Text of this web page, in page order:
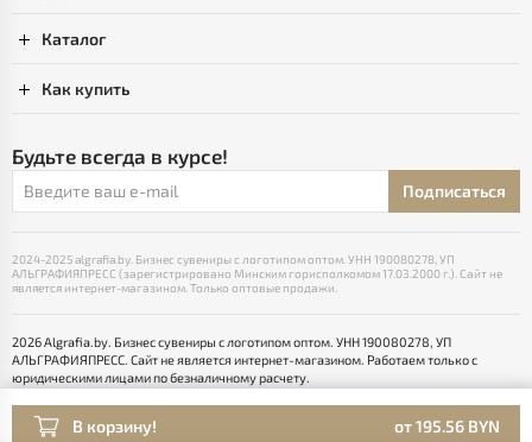
В корзину! от 195.56 BYN
Каталог
Как купить
Будьте всегда в курсе!
Подписаться
2024-2025 algrafia.by. Бизнес сувениры с логотипом оптом. УНН 190080278, УП
АЛЬГРАФИЯПРЕСС (зарегистрировано Минским горисполкомом 17.03.2000 г.). Сайт не
является интернет-магазином. Только оптовые продажи.
2026 Algrafia.by. Бизнес сувениры с логотипом оптом. УНН 190080278, УП
АЛЬГРАФИЯПРЕСС. Сайт не является интернет-магазином. Работаем только с
юридическими лицами по безналичному расчету.